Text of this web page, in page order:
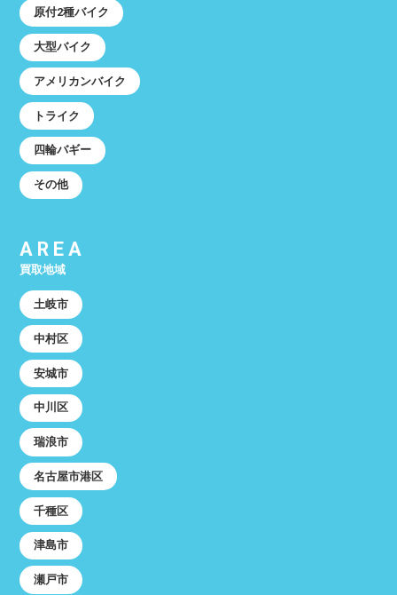
原付2種バイク
大型バイク
アメリカンバイク
トライク
四輪バギー
その他
AREA
買取地域
土岐市
中村区
安城市
中川区
瑞浪市
名古屋市港区
千種区
津島市
瀬戸市